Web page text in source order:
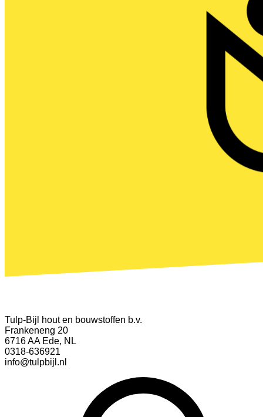
Tulp-Bijl hout en bouwstoffen b.v.
Frankeneng 20
6716 AA Ede, NL
0318-636921
info@tulpbijl.nl